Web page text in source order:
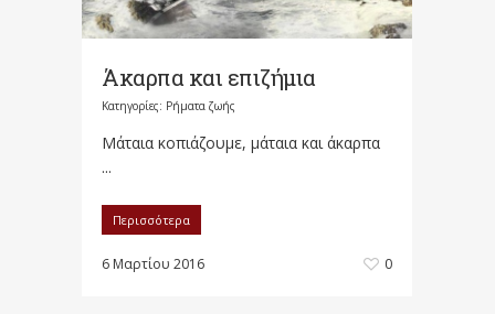
Άκαρπα και επιζήμια
Κατηγορίες: Ρήματα ζωής
Μάταια κοπιάζουμε, μάταια και άκαρπα
...
Περισσότερα
6 Μαρτίου 2016 0